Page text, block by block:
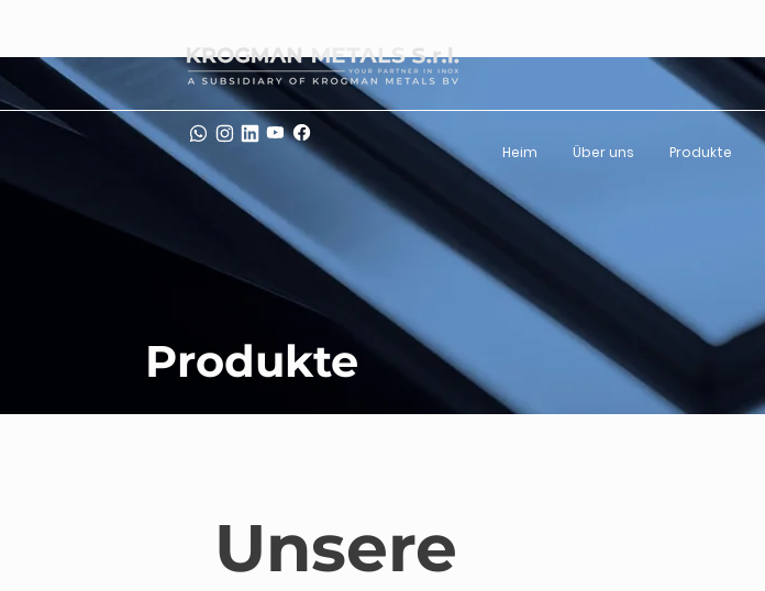
Heim Über uns Produkte
Produkte
Unsere